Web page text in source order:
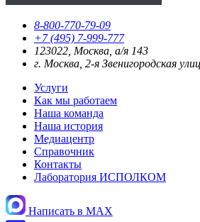
8-800-770-79-09
+7 (495) 7-999-777
123022, Москва, а/я 143
г. Москва, 2-я Звенигородская
Услуги
Как мы работаем
Наша команда
Наша история
Медиацентр
Справочник
Контакты
Лаборатория ИСПОЛКОМ
Написать в MAX